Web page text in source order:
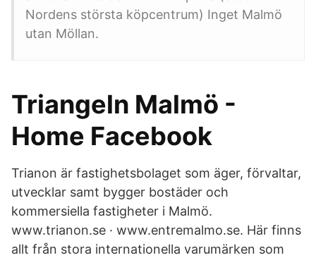
Nordens största köpcentrum) Inget Malmö
utan Möllan.
Triangeln Malmö -
Home Facebook
Trianon är fastighetsbolaget som äger, förvaltar,
utvecklar samt bygger bostäder och
kommersiella fastigheter i Malmö.
www.trianon.se · www.entremalmo.se. Här finns
allt från stora internationella varumärken som